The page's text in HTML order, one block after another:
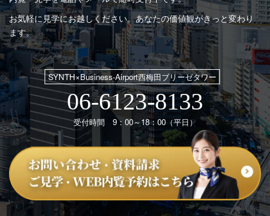
お気軽に見学にお越しください。あなたの価値観がきっと変わり
ます。
SYNTH×Business-Airport西梅田ブリーゼタワー
06-6123-8133
受付時間 9：00～18：00（平日）